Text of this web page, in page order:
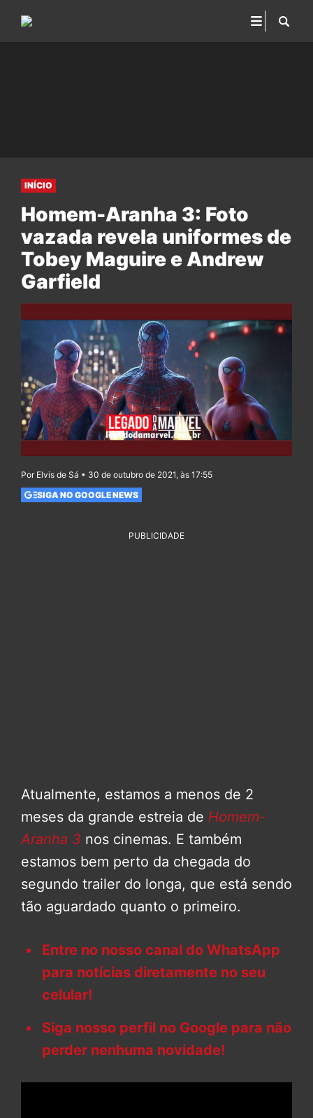
INÍCIO
Homem-Aranha 3: Foto
vazada revela uniformes de
Tobey Maguire e Andrew
Garfield
Por Elvis de Sá • 30 de outubro de 2021, às 17:55
SIGA NO GOOGLE NEWS
PUBLICIDADE
Atualmente, estamos a menos de 2
meses da grande estreia de Homem-
Aranha 3 nos cinemas. E também
estamos bem perto da chegada do
segundo trailer do longa, que está sendo
tão aguardado quanto o primeiro.
Entre no nosso canal do WhatsApp
para notícias diretamente no seu
celular!
Siga nosso perfil no Google para não
perder nenhuma novidade!